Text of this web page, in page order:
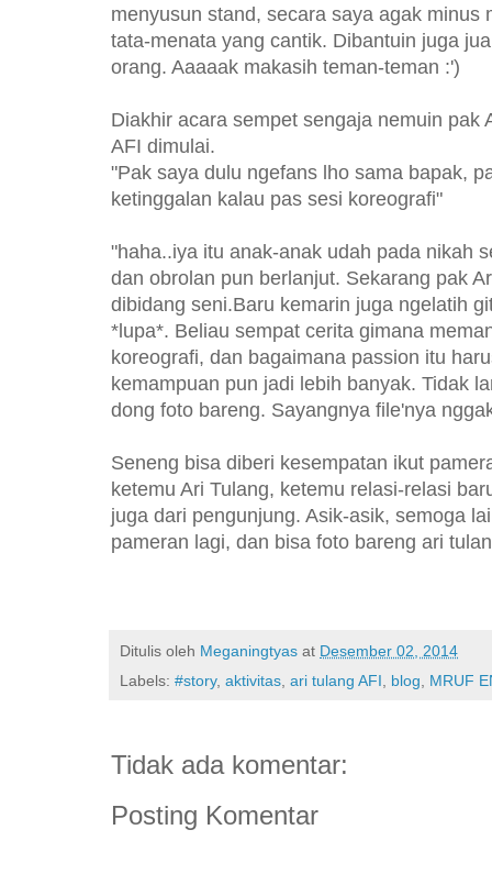
menyusun stand, secara saya agak minus
tata-menata yang cantik. Dibantuin juga
orang. Aaaaak makasih teman-teman :')
Diakhir acara sempet sengaja nemuin pak
AFI dimulai.
"Pak saya dulu ngefans lho sama bapak,
ketinggalan kalau pas sesi koreografi"
"haha..iya itu anak-anak udah pada nikah
dan obrolan pun berlanjut. Sekarang pak
dibidang seni.Baru kemarin juga ngelatih
*lupa*. Beliau sempat cerita gimana
koreografi, dan bagaimana passion itu
kemampuan pun jadi lebih banyak. Tidak
dong foto bareng. Sayangnya file'nya
Seneng bisa diberi kesempatan ikut
ketemu Ari Tulang, ketemu relasi-relasi
juga dari pengunjung. Asik-asik, semoga
pameran lagi, dan bisa foto bareng ari
Ditulis oleh Meganingtyas at Desember 02, 2014
Labels: #story, aktivitas ari tulang AFI blog MRUF
Tidak ada komentar:
Posting Komentar